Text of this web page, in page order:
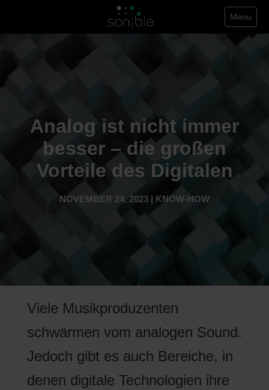
Menu
Analog ist nicht immer
besser – die großen
Vorteile des Digitalen
NOVEMBER 24, 2023 | KNOW-HOW
Viele Musikproduzenten
schwärmen vom analogen Sound.
Jedoch gibt es auch Bereiche, in
denen digitale Technologien ihre